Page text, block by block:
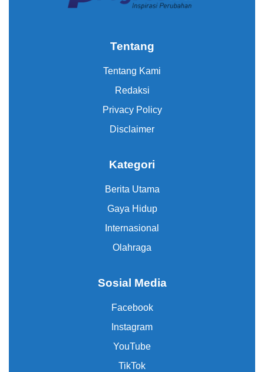
Tentang
Tentang Kami
Redaksi
Privacy Policy
Disclaimer
Kategori
Berita Utama
Gaya Hidup
Internasional
Olahraga
Sosial Media
Facebook
Instagram
YouTube
TikTok